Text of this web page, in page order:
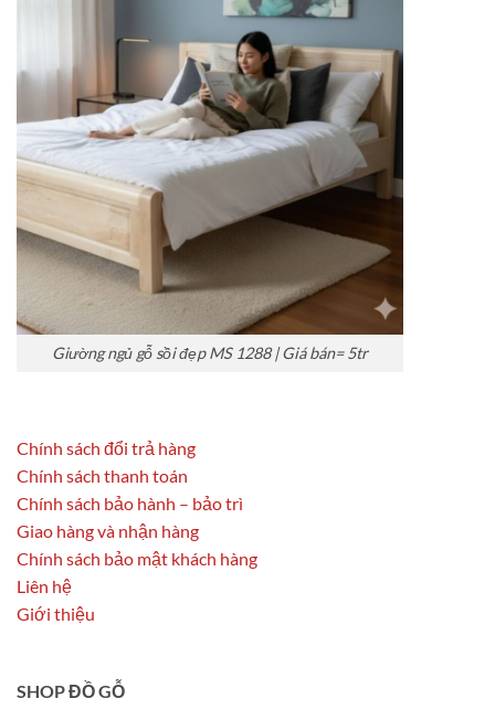
Giường ngủ gỗ sồi đẹp MS 1288 | Giá bán= 5tr
Chính sách đổi trả hàng
Chính sách thanh toán
Chính sách bảo hành – bảo trì
Giao hàng và nhận hàng
Chính sách bảo mật khách hàng
Liên hệ
Giới thiệu
SHOP ĐỒ GỖ